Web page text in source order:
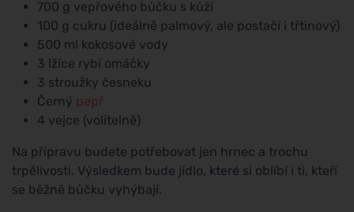
700 g vepřového bůčku s kůží
100 g cukru (ideálně palmový, ale postačí i třtinový)
500 ml kokosové vody
3 lžíce rybí omáčky
3 stroužky česneku
Černý pepř
4 vejce (volitelně)
Na přípravu budete potřebovat jen hrnec a trochu
trpělivosti. Výsledkem bude jídlo, které si oblíbí i ti, kteří
se běžně bůčku vyhýbají.